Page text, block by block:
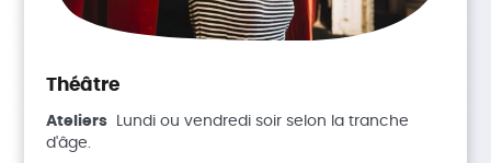
Théâtre
Ateliers
Lundi ou vendredi soir selon la tranche
d'âge.